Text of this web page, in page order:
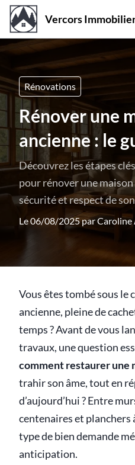
Vercors
Rénovations
Rénover une
ancienne : le
Découvrez les étapes
pour rénover une
sécurité et respect de
Le 06/08/2025 par
Vous êtes tombé sous le
ancienne, pleine de
temps ? Avant de vous
travaux, une question
comment restaurer une
trahir son âme, tout en
d’aujourd’hui ? Entre
centenaires et planchers
type de bien demande
anticipation.